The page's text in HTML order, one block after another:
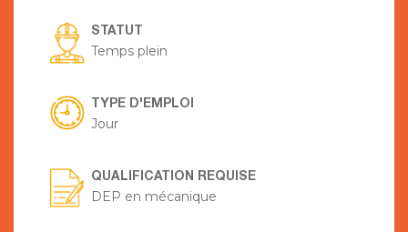
STATUT
Temps plein
TYPE D'EMPLOI
Jour
QUALIFICATION REQUISE
DEP en mécanique